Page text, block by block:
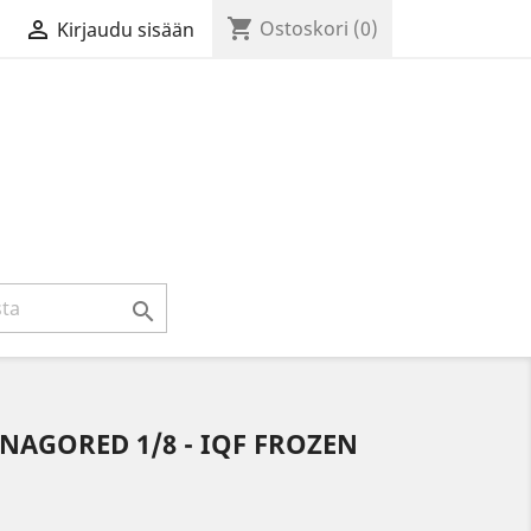
 Kirjaudu sisään shopping_cart Ostoskori (0)

1/8 - IQF FROZEN